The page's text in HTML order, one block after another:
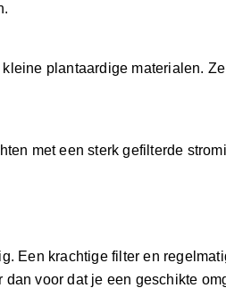
plantaardige materialen.
met een sterk gefilterde
Een krachtige filter en
voor dat je een geschikte